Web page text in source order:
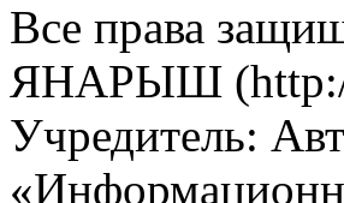
Все права
ЯНАРЫШ (http://
Учредитель: